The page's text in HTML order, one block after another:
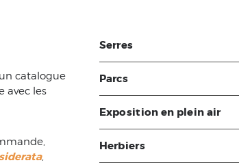
catalogue
avec les
,
Serres
Parcs
Exposition en plein air
Herbiers